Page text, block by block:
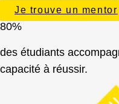
Je trouve un mentor
80%
des étudiants
capacité à réussir.